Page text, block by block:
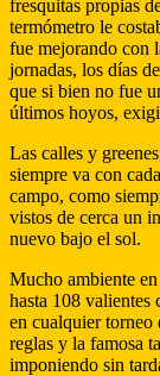
fresquitas propias
termómetro le
fue mejorando con
jornadas, los días
que si bien no fue
últimos hoyos,
Las calles y
siempre va con
campo, como
vistos de cerca un
nuevo bajo el sol.
Mucho ambiente
hasta 108 valientes
en cualquier torneo
reglas y la famosa
imponiendo sin